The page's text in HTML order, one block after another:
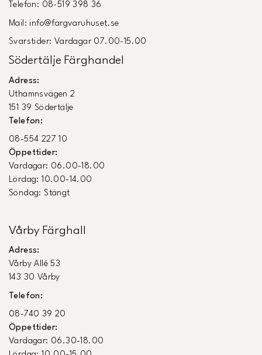
Telefon: 08-519 398 36
Mail: info@fargvaruhuset.se
Svarstider: Vardagar 07.00-15.00
Södertälje Färghandel
Adress:
Uthamnsvägen 2
151 39 Södertälje
Telefon:
08-554 227 10
Öppettider:
Vardagar: 06.00-18.00
Lördag: 10.00-14.00
Söndag: Stängt
Vårby Färghall
Adress:
Vårby Allé 53
143 30 Vårby
Telefon:
08-740 39 20
Öppettider:
Vardagar: 06.30-18.00